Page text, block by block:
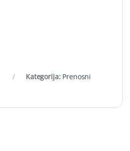
Kategorija: Prenosni